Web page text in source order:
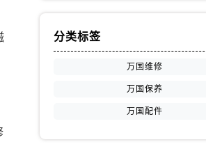
分类标签
万国维修
万国保养
万国配件